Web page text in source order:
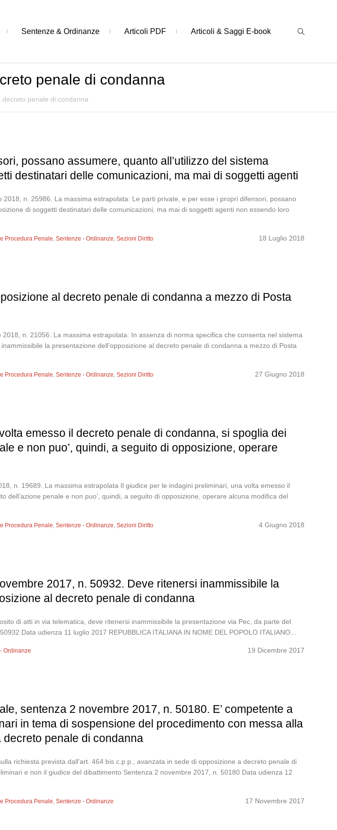
Sentenze & Ordinanze Articoli PDF Articoli & Saggi E-book
penale di condanna
decreto penale di condanna
possano assumere, quanto all’utilizzo del sistema
destinatari delle comunicazioni, ma mai di soggetti agenti
n. 25986. La massima estrapolata: Le parti private, e per esse i propri difensori, possano
di soggetti destinatari delle comunicazioni, ma mai di soggetti agenti non essendo loro
18 Luglio 2018
Procedura Penale,Sentenze - Ordinanze,Sezioni Diritto
al decreto penale di condanna a mezzo di Posta
n. 21056. La massima estrapolata: In assenza di norma specifica che consenta nel sistema
la presentazione dell’opposizione al decreto penale di condanna a mezzo di Posta
27 Giugno 2018
Procedura Penale,Sentenze - Ordinanze,Sezioni Diritto
emesso il decreto penale di condanna, si spoglia dei
e non puo’, quindi, a seguito di opposizione, operare
n. 19689. La massima estrapolata Il giudice per le indagini preliminari, una volta emesso il
penale e non puo’, quindi, a seguito di opposizione, operare alcuna modifica del
4 Giugno 2018
Procedura Penale,Sentenze - Ordinanze,Sezioni Diritto
2017, n. 50932. Deve ritenersi inammissibile la
al decreto penale di condanna
di atti in via telematica, deve ritenersi inammissibile la presentazione via Pec, da parte del
Data udienza 11 luglio 2017 REPUBBLICA ITALIANA IN NOME DEL POPOLO ITALIANO...
19 Dicembre 2017
Ordinanze
sentenza 2 novembre 2017, n. 50180. E’ competente a
in tema di sospensione del procedimento con messa alla
penale di condanna
richiesta prevista dall’art. 464 bis c.p.p., avanzata in sede di opposizione a decreto penale di
e non il giudice del dibattimento Sentenza 2 novembre 2017, n. 50180 Data udienza 12
17 Novembre 2017
Procedura Penale,Sentenze - Ordinanze